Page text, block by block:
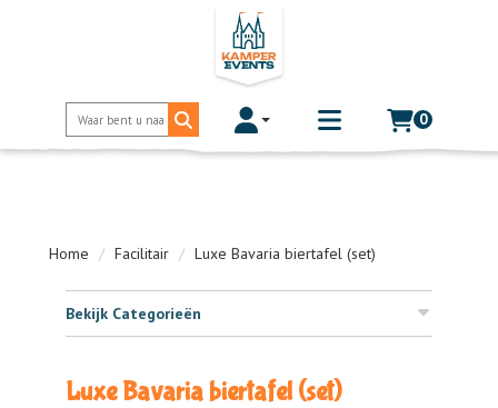
Toggle account dropdown
Toggle
mobile
0
Home Facilitair Luxe Bavaria biertafel (set)
Bekijk Categorieën
Luxe Bavaria biertafel (set)